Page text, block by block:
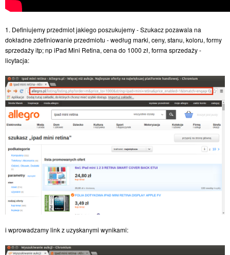
1. Definiujemy przedmiot jakiego poszukujemy - Szukacz pozawala na
dokładne zdefiniowanie przedmiotu - według marki, ceny, stanu, koloru, formy
sprzedaży itp; np iPad Mini Retina, cena do 1000 zł, forma sprzedaży -
licytacja:
i wprowadzamy link z uzyskanymi wynikami: